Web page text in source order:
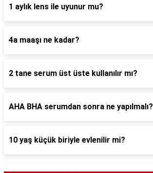
1 aylık lens ile uyunur mu?
4a maaşı ne kadar?
2 tane serum üst üste kullanılır mı?
AHA BHA serumdan sonra ne yapılmalı?
10 yaş küçük biriyle evlenilir mi?